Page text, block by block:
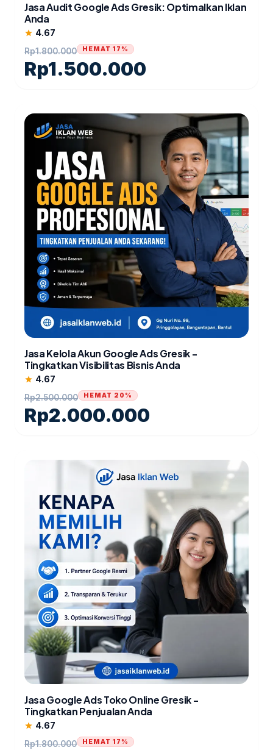
Jasa Audit Google Ads Gresik: Optimalkan Iklan
Anda
star 4.67
Rp1.800.000
Rp1.500.000
HEMAT 17%
Jasa Kelola Akun Google Ads Gresik -
Tingkatkan Visibilitas Bisnis Anda
star 4.67
Rp2.500.000
Rp2.000.000
HEMAT 20%
Jasa Google Ads Toko Online Gresik -
Tingkatkan Penjualan Anda
star 4.67
Rp1.800.000 HEMAT 17%